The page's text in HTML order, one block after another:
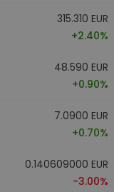
315.310 EUR
+2.40%
48.590 EUR
+0.90%
7.0900 EUR
+0.70%
0.140609000 EUR
-3.00%